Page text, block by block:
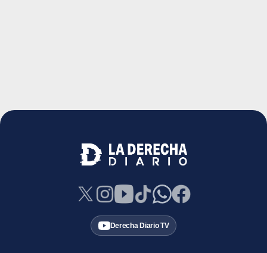
Derecha Diario TV